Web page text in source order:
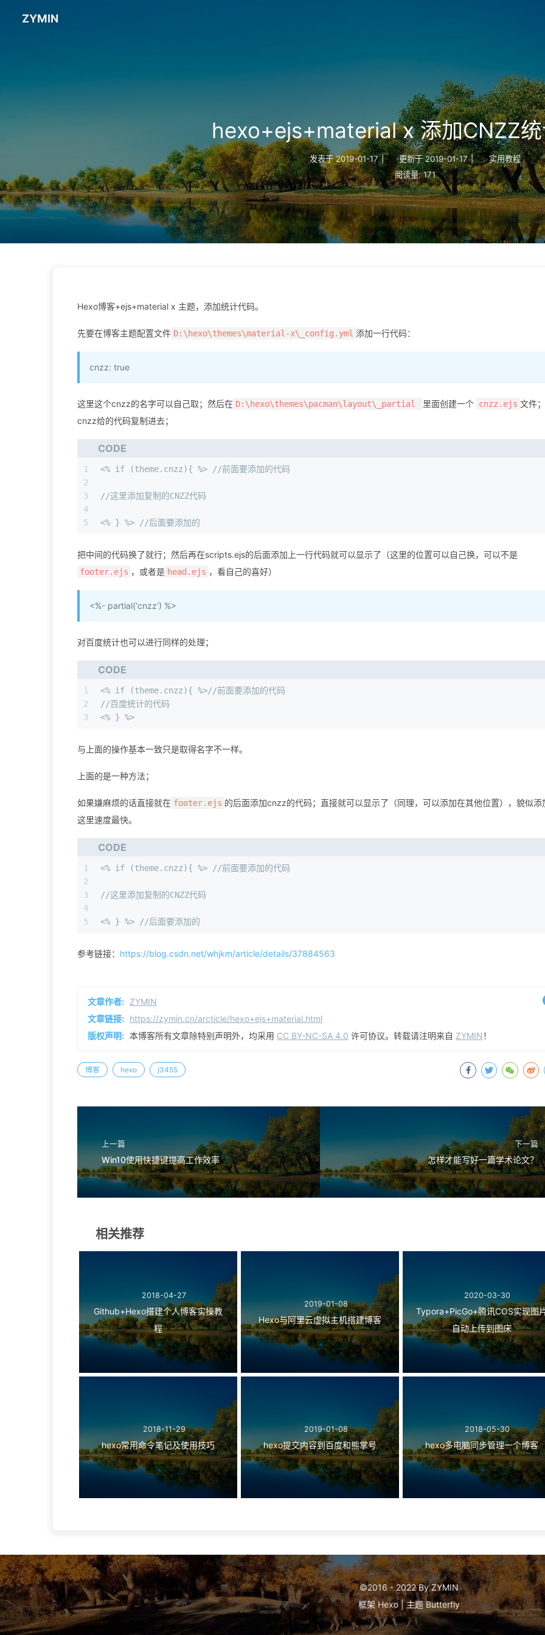
ZYMIN
hexo+ejs+material x 添加CNZZ
发表于 2019-01-17 | 更新于 2019-01-17 |
实用教程
阅读量: 171
Hexo博客+ejs+material x 主题，添加统计代码。
先要在博客主题配置文件 D:\hexo\themes\material-x\_config.yml 添加一行代码：
cnzz: true
这里这个cnzz的名字可以自己取；然后在 D:\hexo\themes\pacman\layout\_partial 里面创建一个 cnzz.ejs 文件
cnzz给的代码复制进去；
CODE
1
2
3
4
5
<% if (theme.cnzz){ %> //前面要添加的代码
//这里添加复制的CNZZ代码
<% } %> //后面要添加的
把中间的代码换了就行；然后再在scripts.ejs的后面添加上一行代码就可以显示了（这里的位置可以自己换，可以不是
footer.ejs ，或者是 head.ejs ，看自己的喜好）
<%- partial(‘cnzz’) %>
对百度统计也可以进行同样的处理；
CODE
1
2
3
<% if (theme.cnzz){ %>//前面要添加的代码
//百度统计的代码
<% } %>
与上面的操作基本一致只是取得名字不一样。
上面的是一种方法；
如果嫌麻烦的话直接就在 footer.ejs 的后面添加cnzz的代码；直接就可以显示了（同理，可以添加在其他位置），貌似添
这里速度最快。
CODE
1
2
3
4
5
<% if (theme.cnzz){ %> //前面要添加的代码
//这里添加复制的CNZZ代码
<% } %> //后面要添加的
参考链接： https://blog.csdn.net/whjkm/article/details/37884563
文章作者: ZYMIN
文章链接: https://zymin.cn/arcticle/hexo+ejs+material.html
版权声明: 本博客所有文章除特别声明外，均采用 CC BY-NC-SA 4.0 许可协议。转载请注明来自 ZYMIN！
博客 hexo j3455
上一篇
Win10使用快捷键提高工作效率
下一篇
怎样才能写好一篇学术论文？
相关推荐
2018-04-27
Github+Hexo搭建个人博客实操教
程
2019-01-08
Hexo与阿里云虚拟主机搭建博客
2020-03-30
Typora+PicGo+腾讯COS实现图
自动上传到图床
2018-11-29
hexo常用命令笔记及使用技巧
2019-01-08
hexo提交内容到百度和熊掌号
2018-05-30
hexo多电脑同步管理一个博客
©2016 - 2022 By ZYMIN
框架 Hexo | 主题Butterfly